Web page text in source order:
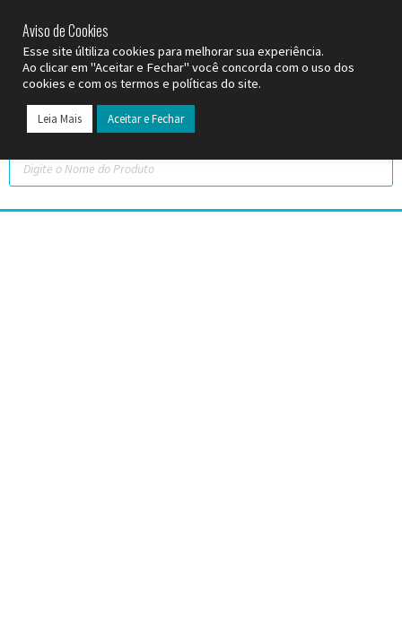
Aviso de Cookies
Esse site últiliza cookies para melhorar sua experiência.
Ao clicar em "Aceitar e Fechar" você concorda com o uso dos
cookies e com os termos e políticas do site.
Leia Mais Aceitar e Fechar